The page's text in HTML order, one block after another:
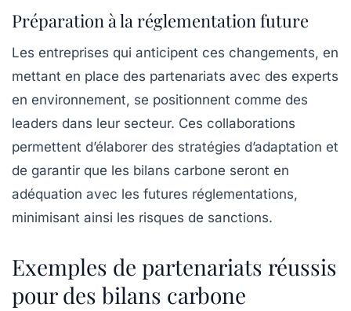
Préparation à la réglementation future
Les entreprises qui anticipent ces changements, en
mettant en place des partenariats avec des experts
en environnement, se positionnent comme des
leaders dans leur secteur. Ces collaborations
permettent d’élaborer des stratégies d’adaptation et
de garantir que les bilans carbone seront en
adéquation avec les futures réglementations,
minimisant ainsi les risques de sanctions.
Exemples de partenariats réussis
pour des bilans carbone